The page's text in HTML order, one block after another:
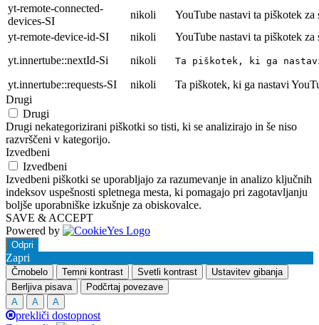
yt-remote-connected-
devices-SI
nikoli
YouTube nastavi ta piškotek
yt-remote-device-id-SI
nikoli
YouTube nastavi ta piškotek
yt.innertube::nextId-Si
nikoli Ta piškotek, ki ga
yt.innertube::requests-SI nikoli
Ta piškotek, ki ga nastavi
Drugi
Drugi
Drugi nekategorizirani piškotki so tisti, ki se analizirajo in še niso
razvrščeni v kategorijo.
Izvedbeni
Izvedbeni
Izvedbeni piškotki se uporabljajo za razumevanje in analizo ključnih
indeksov uspešnosti spletnega mesta, ki pomagajo pri zagotavljanju
boljše uporabniške izkušnje za obiskovalce.
SAVE & ACCEPT
Powered by
Odpri
Zapri
Črnobelo Temni kontrast Svetli kontrast
Ustavitev gibanja
Berljiva pisava
Podčrtaj povezave
A
A A
prekliči dostopnost